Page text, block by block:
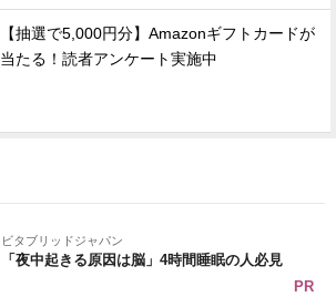
【抽選で5,000円分】Amazonギフトカードが
当たる！読者アンケート実施中
ビタブリッドジャパン
「夜中起きる原因は脳」4時間睡眠の人必見
PR